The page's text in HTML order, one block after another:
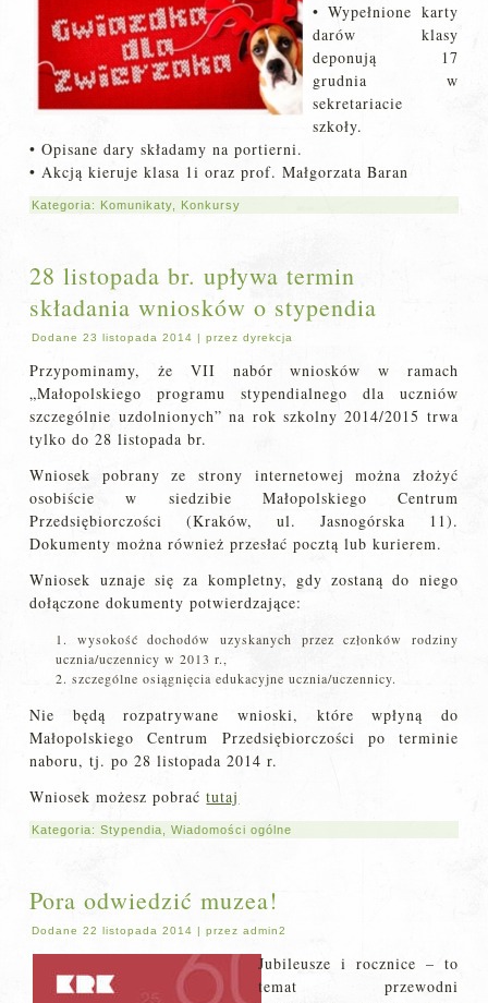
• Wypełnione karty
darów klasy
deponują 17
grudnia w
sekretariacie
szkoły.
• Opisane dary składamy na portierni.
• Akcją kieruje klasa 1i oraz prof. Małgorzata Baran
Kategoria: Komunikaty Konkursy
28 listopada br. upływa termin
składania wniosków o stypendia
Dodane 23 listopada 2014 |przez dyrekcja
Przypominamy, że VII nabór wniosków w ramach
„Małopolskiego programu stypendialnego dla uczniów
szczególnie uzdolnionych” na rok szkolny 2014/2015 trwa
tylko do 28 listopada br.
Wniosek pobrany ze strony internetowej można złożyć
osobiście w siedzibie Małopolskiego Centrum
Przedsiębiorczości (Kraków, ul. Jasnogórska 11).
Dokumenty można również przesłać pocztą lub kurierem.
Wniosek uznaje się za kompletny, gdy zostaną do niego
dołączone dokumenty potwierdzające:
wysokość dochodów uzyskanych przez członków rodziny
ucznia/uczennicy w 2013 r.,
szczególne osiągnięcia edukacyjne ucznia/uczennicy.
Nie będą rozpatrywane wnioski, które wpłyną do
Małopolskiego Centrum Przedsiębiorczości po terminie
naboru, tj. po 28 listopada 2014 r.
Wniosek możesz pobraćtutaj
Kategoria:Stypendia ,Wiadomości ogólne
Pora odwiedzić muzea!
Dodane 22 listopada 2014 |przez admin2
Jubileusze i rocznice – to
temat przewodni